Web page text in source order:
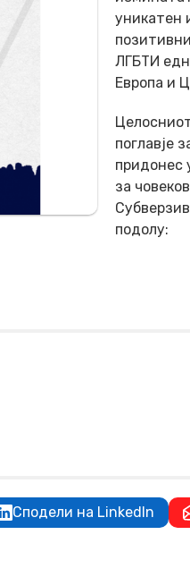
уникатен
ЛГБТИ
Европа и
поглавје
придонес
за
подолу:
Сподели на LinkedIn